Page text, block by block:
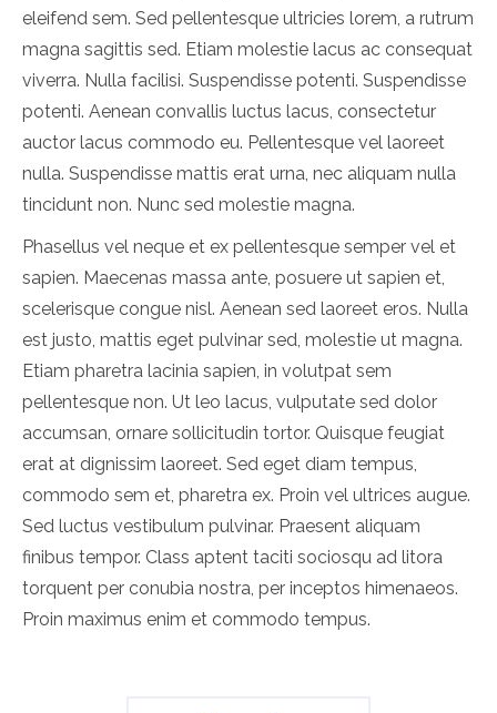
eleifend sem. Sed pellentesque ultricies lorem, a rutrum
magna sagittis sed. Etiam molestie lacus ac consequat
viverra. Nulla facilisi. Suspendisse potenti. Suspendisse
potenti. Aenean convallis luctus lacus, consectetur
auctor lacus commodo eu. Pellentesque vel laoreet
nulla. Suspendisse mattis erat urna, nec aliquam nulla
tincidunt non. Nunc sed molestie magna.
Phasellus vel neque et ex pellentesque semper vel et
sapien. Maecenas massa ante, posuere ut sapien et,
scelerisque congue nisl. Aenean sed laoreet eros. Nulla
est justo, mattis eget pulvinar sed, molestie ut magna.
Etiam pharetra lacinia sapien, in volutpat sem
pellentesque non. Ut leo lacus, vulputate sed dolor
accumsan, ornare sollicitudin tortor. Quisque feugiat
erat at dignissim laoreet. Sed eget diam tempus,
commodo sem et, pharetra ex. Proin vel ultrices augue.
Sed luctus vestibulum pulvinar. Praesent aliquam
finibus tempor. Class aptent taciti sociosqu ad litora
torquent per conubia nostra, per inceptos himenaeos.
Proin maximus enim et commodo tempus.